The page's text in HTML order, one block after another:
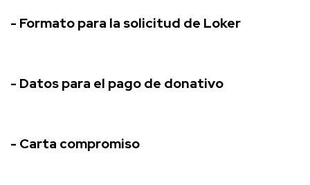
- Formato para la solicitud de Loker
- Datos para el pago de donativo
- Carta compromiso